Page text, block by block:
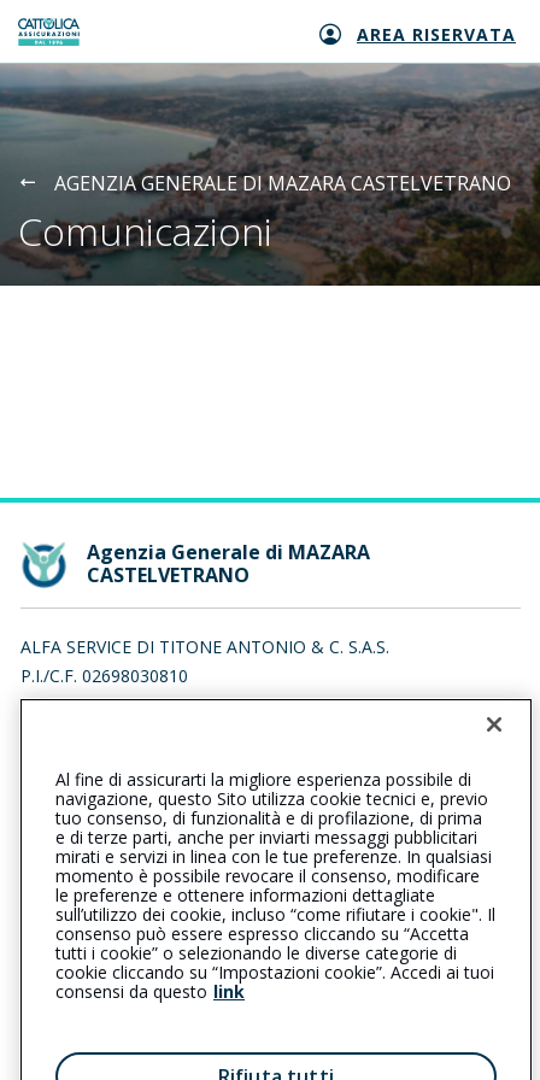
Generali logo AREA RISERVATA
AGENZIA GENERALE DI MAZARA CASTELVETRANO
Comunicazioni
Agenzia Generale di MAZARA
CASTELVETRANO
ALFA SERVICE DI TITONE ANTONIO & C. S.A.S.
P.I./C.F. 02698030810
VIA CASTELVETRANO 45/T, 91026 MAZARA DEL VALLO (TP)
0923478167 09241916033
mazaracastelvetrano@cattolica.it
alfaservice-sasmazara@pec.it
L’intermediario è soggetto al controllo dell’IVASS. Consulta il
Registro RUI al seguentelink
Privacy | Cookie | Il Gruppo Generali
Al fine di assicurarti la migliore esperienza possibile di
navigazione, questo Sito utilizza cookie tecnici e, previo
tuo consenso, di funzionalità e di profilazione, di prima
e di terze parti, anche per inviarti messaggi pubblicitari
mirati e servizi in linea con le tue preferenze. In qualsiasi
momento è possibile revocare il consenso, modificare
le preferenze e ottenere informazioni dettagliate
sull’utilizzo dei cookie, incluso “come rifiutare i cookie". Il
consenso può essere espresso cliccando su “Accetta
tutti i cookie” o selezionando le diverse categorie di
cookie cliccando su “Impostazioni cookie”. Accedi ai tuoi
consensi da questo link